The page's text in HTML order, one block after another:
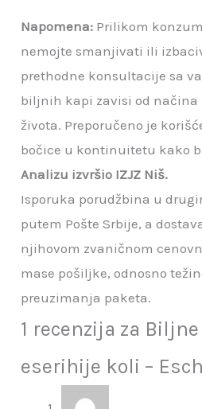
Napomena: Prilikom
nemojte smanjivati ili
prethodne konsultacije sa
biljnih kapi zavisi od načina
života. Preporučeno je
bočice u kontinuitetu kako
Analizu izvršio IZJZ Niš.
Isporuka porudžbina u
putem Pošte Srbije, a
njihovom zvaničnom
mase pošiljke, odnosno
preuzimanja paketa.
1 recenzija za
eserihije koli –